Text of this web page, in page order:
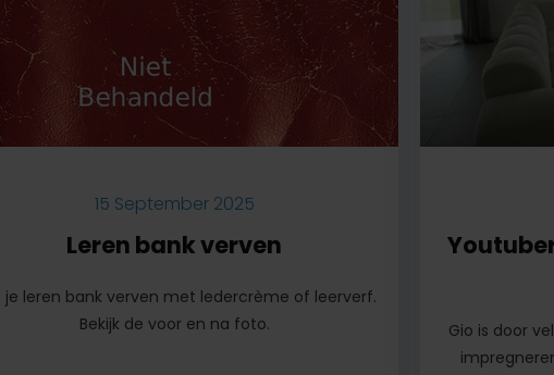
15 September 2025
Leren bank verven
je leren bank verven met ledercrème of leerverf.
Bekijk de voor en na foto.
Gio is door